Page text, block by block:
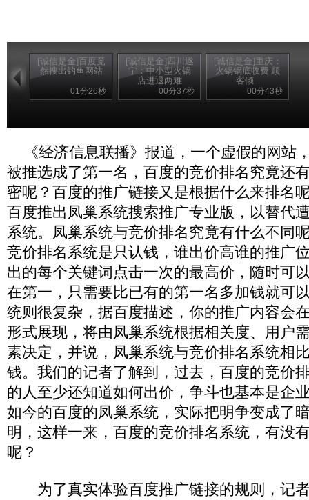
[诚信是金]百度竟
然搜出钓鱼网站
01分26秒
[诚信是金]四川遂
宁：中小型火锅
店进退两难
00分37秒
[诚信是金]重庆：
火锅锅底收费 顾
客倾...
00分43秒
《经济信息联播》报道，一个虚假的网站
被推选成了第一名，百度的竞价排名究竟还
密呢？百度的推广链接又是根据什么来排名
百度推出凤巢系统搜索推广专业版，以替代
系统。凤巢系统与竞价排名究竟有什么不同
竞价排名系统是只认钱，谁出价高谁的推广
出的每个关键词点击一次的最高价，随时可
在第一，只需要比已有的第一名多加钱就可
统则很复杂，据百度描述，你的推广内容会
形式展现，将由凤巢系统根据相关度、用户
素决定，并说，凤巢系统与竞价排名系统相
钱。我们的记者了解到，过去，百度的竞价
的人至少还知道如何出价，争斗也基本是企
如今的百度的凤巢系统，实际把明争变成了
明，这样一来，百度的竞价排名系统，有没
呢？
为了真实体验百度推广链接的规则，记